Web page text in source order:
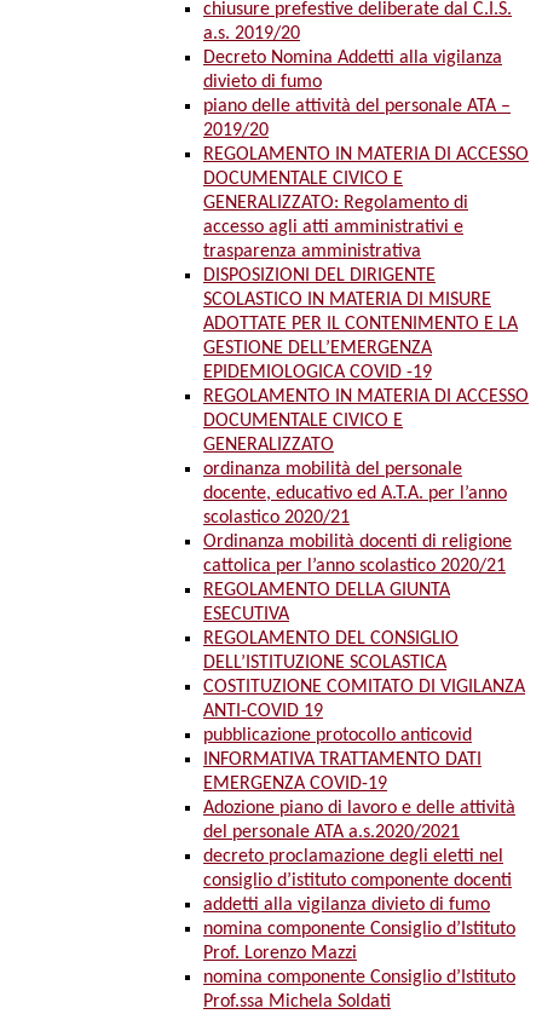
chiusure prefestive deliberate dal C.I.S.
a.s. 2019/20
Decreto Nomina Addetti alla vigilanza
divieto di fumo
piano delle attività del personale ATA –
2019/20
REGOLAMENTO IN MATERIA DI ACCESSO
DOCUMENTALE CIVICO E
GENERALIZZATO: Regolamento di
accesso agli atti amministrativi e
trasparenza amministrativa
DISPOSIZIONI DEL DIRIGENTE
SCOLASTICO IN MATERIA DI MISURE
ADOTTATE PER IL CONTENIMENTO E LA
GESTIONE DELL’EMERGENZA
EPIDEMIOLOGICA COVID -19
REGOLAMENTO IN MATERIA DI ACCESSO
DOCUMENTALE CIVICO E
GENERALIZZATO
ordinanza mobilità del personale
docente, educativo ed A.T.A. per l’anno
scolastico 2020/21
Ordinanza mobilità docenti di religione
cattolica per l’anno scolastico 2020/21
REGOLAMENTO DELLA GIUNTA
ESECUTIVA
REGOLAMENTO DEL CONSIGLIO
DELL’ISTITUZIONE SCOLASTICA
COSTITUZIONE COMITATO DI VIGILANZA
ANTI-COVID 19
pubblicazione protocollo anticovid
INFORMATIVA TRATTAMENTO DATI
EMERGENZA COVID-19
Adozione piano di lavoro e delle attività
del personale ATA a.s.2020/2021
decreto proclamazione degli eletti nel
consiglio d’istituto componente docenti
addetti alla vigilanza divieto di fumo
nomina componente Consiglio d’Istituto
Prof. Lorenzo Mazzi
nomina componente Consiglio d’Istituto
Prof.ssa Michela Soldati